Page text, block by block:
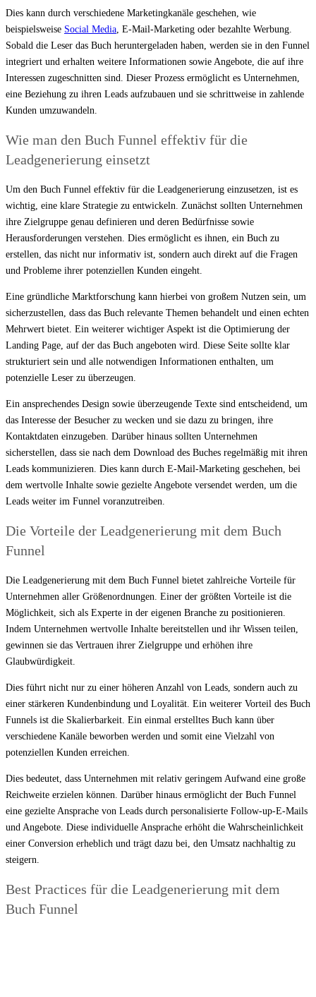
Dies kann durch verschiedene Marketingkanäle geschehen, wie
beispielsweise Social Media , E-Mail-Marketing oder bezahlte Werbung.
Sobald die Leser das Buch heruntergeladen haben, werden sie in den Funnel
integriert und erhalten weitere Informationen sowie Angebote, die auf ihre
Interessen zugeschnitten sind. Dieser Prozess ermöglicht es Unternehmen,
eine Beziehung zu ihren Leads aufzubauen und sie schrittweise in zahlende
Kunden umzuwandeln.
Wie man den Buch Funnel effektiv für die
Leadgenerierung einsetzt
Um den Buch Funnel effektiv für die Leadgenerierung einzusetzen, ist es
wichtig, eine klare Strategie zu entwickeln. Zunächst sollten Unternehmen
ihre Zielgruppe genau definieren und deren Bedürfnisse sowie
Herausforderungen verstehen. Dies ermöglicht es ihnen, ein Buch zu
erstellen, das nicht nur informativ ist, sondern auch direkt auf die Fragen
und Probleme ihrer potenziellen Kunden eingeht.
Eine gründliche Marktforschung kann hierbei von großem Nutzen sein, um
sicherzustellen, dass das Buch relevante Themen behandelt und einen echten
Mehrwert bietet. Ein weiterer wichtiger Aspekt ist die Optimierung der
Landing Page, auf der das Buch angeboten wird. Diese Seite sollte klar
strukturiert sein und alle notwendigen Informationen enthalten, um
potenzielle Leser zu überzeugen.
Ein ansprechendes Design sowie überzeugende Texte sind entscheidend, um
das Interesse der Besucher zu wecken und sie dazu zu bringen, ihre
Kontaktdaten einzugeben. Darüber hinaus sollten Unternehmen
sicherstellen, dass sie nach dem Download des Buches regelmäßig mit ihren
Leads kommunizieren. Dies kann durch E-Mail-Marketing geschehen, bei
dem wertvolle Inhalte sowie gezielte Angebote versendet werden, um die
Leads weiter im Funnel voranzutreiben.
Die Vorteile der Leadgenerierung mit dem Buch
Funnel
Die Leadgenerierung mit dem Buch Funnel bietet zahlreiche Vorteile für
Unternehmen aller Größenordnungen. Einer der größten Vorteile ist die
Möglichkeit, sich als Experte in der eigenen Branche zu positionieren.
Indem Unternehmen wertvolle Inhalte bereitstellen und ihr Wissen teilen,
gewinnen sie das Vertrauen ihrer Zielgruppe und erhöhen ihre
Glaubwürdigkeit.
Dies führt nicht nur zu einer höheren Anzahl von Leads, sondern auch zu
einer stärkeren Kundenbindung und Loyalität. Ein weiterer Vorteil des Buch
Funnels ist die Skalierbarkeit. Ein einmal erstelltes Buch kann über
verschiedene Kanäle beworben werden und somit eine Vielzahl von
potenziellen Kunden erreichen.
Dies bedeutet, dass Unternehmen mit relativ geringem Aufwand eine große
Reichweite erzielen können. Darüber hinaus ermöglicht der Buch Funnel
eine gezielte Ansprache von Leads durch personalisierte Follow-up-E-Mails
und Angebote. Diese individuelle Ansprache erhöht die Wahrscheinlichkeit
einer Conversion erheblich und trägt dazu bei, den Umsatz nachhaltig zu
steigern.
Best Practices für die Leadgenerierung mit dem
Buch Funnel